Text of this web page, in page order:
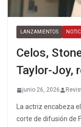
LANZAMIENTOS
Celos,
Taylor-Joy,
junio 26, 2026
La actriz encabeza
corte de difusión de